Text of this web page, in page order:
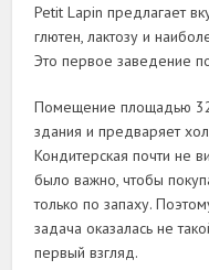
Petit Lapin предлагает
глютен, лактозу и
Это первое заведение
Помещение площадью
здания и предваряет
Кондитерская почти не
было важно, чтобы
только по запаху.
задача оказалась не
первый взгляд.